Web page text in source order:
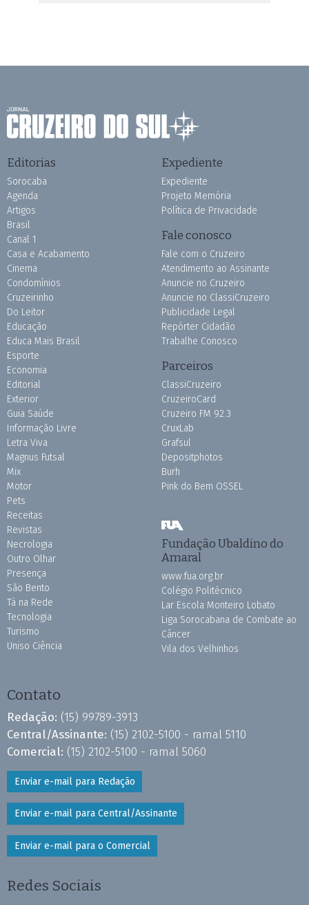
Editorias
Sorocaba
Agenda
Artigos
Brasil
Canal 1
Casa e Acabamento
Cinema
Condomínios
Cruzeirinho
Do Leitor
Educação
Educa Mais Brasil
Esporte
Economia
Editorial
Exterior
Guia Saúde
Informação Livre
Letra Viva
Magnus Futsal
Mix
Motor
Pets
Receitas
Revistas
Necrologia
Outro Olhar
Presença
São Bento
Tá na Rede
Tecnologia
Turismo
Uniso Ciência
Expediente
Expediente
Projeto Memória
Política de Privacidade
Fale conosco
Fale com o Cruzeiro
Atendimento ao Assinante
Anuncie no Cruzeiro
Anuncie no ClassiCruzeiro
Publicidade Legal
Repórter Cidadão
Trabalhe Conosco
Parceiros
ClassiCruzeiro
CruzeiroCard
Cruzeiro FM 92.3
CruxLab
Grafsul
Depositphotos
Burh
Pink do Bem OSSEL
Fundação Ubaldino do
Amaral
www.fua.org.br
Colégio Politécnico
Lar Escola Monteiro Lobato
Liga Sorocabana de Combate ao
Câncer
Vila dos Velhinhos
Contato
Redação: (15) 99789-3913
Central/Assinante: (15) 2102-5100 - ramal 5110
Comercial: (15) 2102-5100 - ramal 5060
Enviar e-mail para Redação
Enviar e-mail para Central/Assinante
Enviar e-mail para o Comercial
Redes Sociais